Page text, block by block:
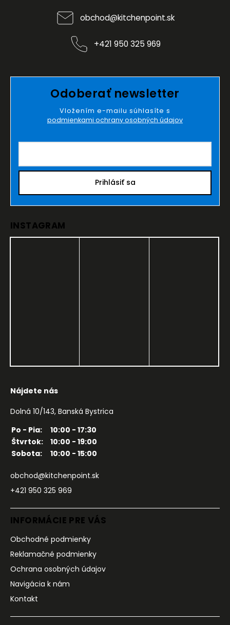
obchod@kitchenpoint.sk
+421 950 325 969
Odoberať newsletter
Vložením e-mailu súhlasíte s
podmienkami ochrany osobných údajov
Prihlásiť sa
INSTAGRAM
Nájdete nás
Dolná 10/143, Banská Bystrica
Po - Pia:
10:00 - 17:30
Štvrtok:
10:00 - 19:00
Sobota:
10:00 - 15:00
obchod@kitchenpoint.sk
+421 950 325 969
INFORMÁCIE PRE VÁS
Obchodné podmienky
Reklamačné podmienky
Ochrana osobných údajov
Navigácia k nám
Kontakt